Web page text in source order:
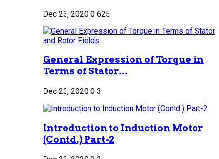
Dec 23, 2020 0 625
General Expression of Torque in
Terms of Stator...
Dec 23, 2020 0 3
Introduction to Induction Motor
(Contd.) Part-2